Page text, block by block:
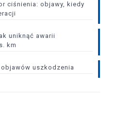
ciśnienia: objawy, kiedy
uniknąć awarii
km
uszkodzenia